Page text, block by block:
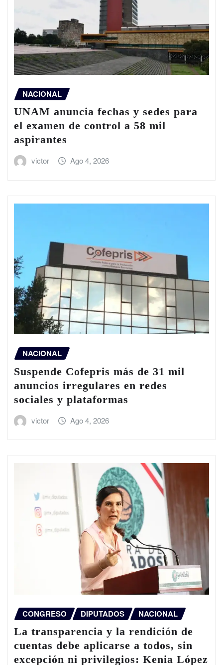
NACIONAL
UNAM anuncia fechas y sedes para
el examen de control a 58 mil
aspirantes
victor Ago 4, 2026
NACIONAL
Suspende Cofepris más de 31 mil
anuncios irregulares en redes
sociales y plataformas
victor Ago 4, 2026
CONGRESO DIPUTADOS NACIONAL
La transparencia y la rendición de
cuentas debe aplicarse a todos, sin
excepción ni privilegios: Kenia López